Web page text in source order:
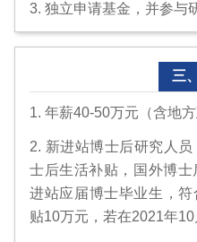
3. 独立申请基金，并参与
三
1. 年薪40-50万元（含地方
2. 新进站博士后研究人
士后生活补贴，国外博
进站应届博士毕业生，
贴10万元，若在2021年